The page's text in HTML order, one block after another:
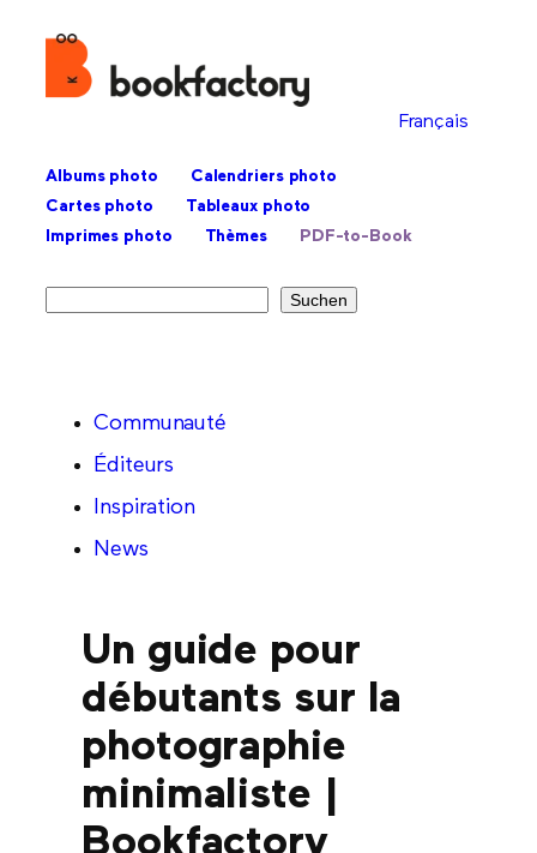
Français
Albums photo
Calendriers photo
Cartes photo
Tableaux photo
Imprimes photo
Thèmes PDF-to-Book
Suchen
Communauté
Éditeurs
Inspiration
News
Un guide pour
débutants sur la
photographie
minimaliste |
Bookfactory